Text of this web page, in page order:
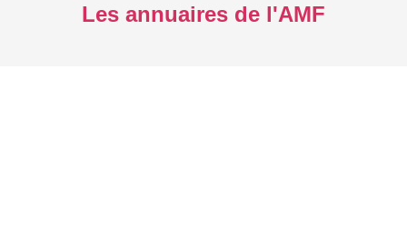
Les annuaires de l'AMF